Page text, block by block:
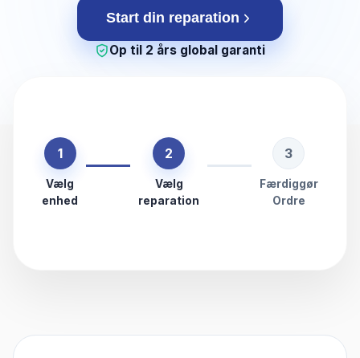
Start din reparation
Op til 2 års global garanti
1
Vælg
enhed
2
Vælg
reparation
3
Færdiggør
Ordre